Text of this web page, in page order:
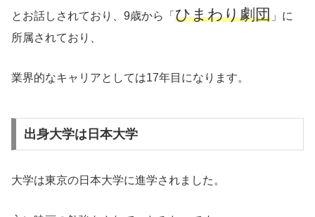
とお話しされており、9歳から「 ひまわり劇団 」に
所属されており、
業界的なキャリアとしては17年目になります。
出身大学は日本大学
大学は東京の日本大学に進学されました。